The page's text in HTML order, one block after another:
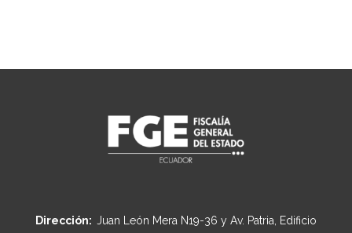
Dirección: Juan León Mera N19-36 y Av. Patria, Edificio